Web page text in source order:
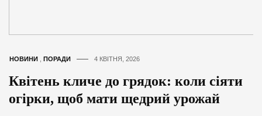
НОВИНИ ПОРАДИ 4 КВІТНЯ, 2026
Квітень кличе до грядок: коли сіяти
огірки, щоб мати щедрий урожай